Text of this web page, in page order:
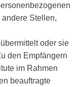
andere Stellen,
oder sie
den Empfängern
im Rahmen
beauftragte